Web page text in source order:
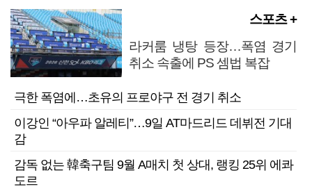
스포츠 +
라커룸 냉탕 등장…폭염 경기
취소 속출에 PS 셈법 복잡
극한 폭염에…초유의 프로야구 전 경기 취소
이강인 “아우파 알레티”…9일 AT마드리드 데뷔전 기대
감
감독 없는 韓축구팀 9월 A매치 첫 상대, 랭킹 25위 에콰
도르